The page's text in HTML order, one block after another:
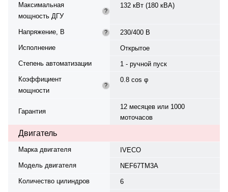
защиты панели управления — IP
21. Время автономной работы при
шума — 4,1. Габариты:
2450×770×1560 мм, масса —
Италия. Гарантия — 12 месяцев
Максимальная
мощность ДГУ
?
132 кВт (180 кВА)
Напряжение, В ?
230/400 В
Исполнение
Открытое
Степень автоматизации
1 - ручной пуск
Коэффициент
мощности
?
0.8 cos φ
Гарантия
12 месяцев или 1000
моточасов
Двигатель
Марка двигателя
IVECO
Модель двигателя
NEF67TM3A
Количество цилиндров
6